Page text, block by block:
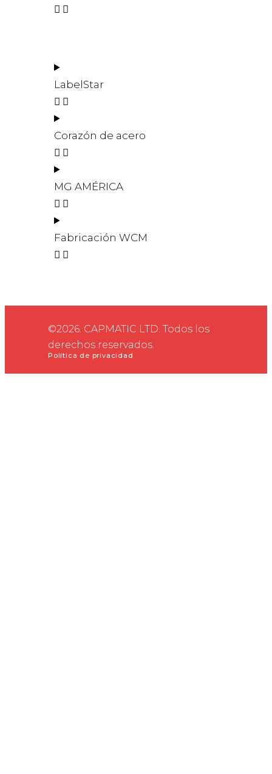
LabelStar
Corazón de acero
MG AMÉRICA
Fabricación WCM
©2026. CAPMATIC LTD. Todos los
derechos reservados.
Política de privacidad